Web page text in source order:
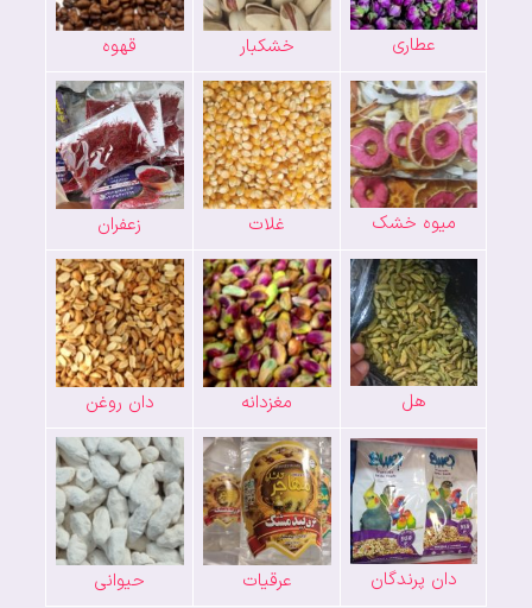
عطاری خشکبار قهوه
میوه خشک غلات زعفران
هل مغزدانه دان روغن
دان پرندگان عرقیات حیوانی